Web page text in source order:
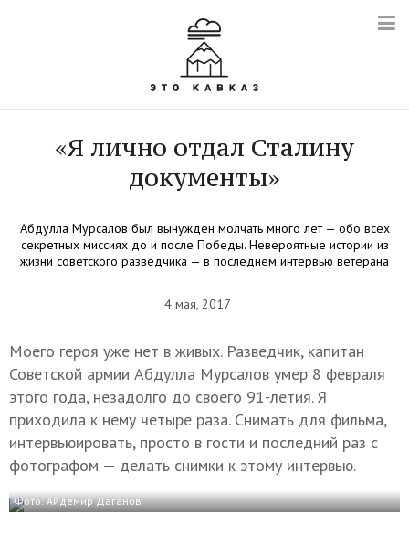
«Я лично отдал Сталину
документы»
Абдулла Мурсалов был вынужден молчать много лет — обо всех
секретных миссиях до и после Победы. Невероятные истории из
жизни советского разведчика — в последнем интервью ветерана
4 мая, 2017
Моего героя уже нет в живых. Разведчик, капитан
Советской армии Абдулла Мурсалов умер 8 февраля
этого года, незадолго до своего 91-летия. Я
приходила к нему четыре раза. Снимать для фильма,
интервьюировать, просто в гости и последний раз с
фотографом — делать снимки к этому интервью.
Фото: Айдемир Даганов